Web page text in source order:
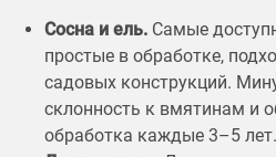
Сосна и ель. Самые
простые в обработке,
садовых конструкций.
склонность к вмятинам и
обработка каждые 3–5 лет.